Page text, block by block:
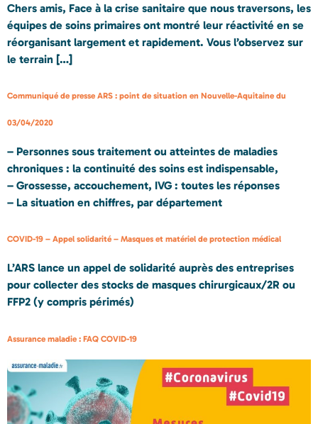
Chers amis, Face à la crise sanitaire que nous traversons, les
équipes de soins primaires ont montré leur réactivité en se
réorganisant largement et rapidement. Vous l’observez sur
le terrain […]
Communiqué de presse ARS : point de situation en Nouvelle-Aquitaine du
03/04/2020
– Personnes sous traitement ou atteintes de maladies
chroniques : la continuité des soins est indispensable,
– Grossesse, accouchement, IVG : toutes les réponses
– La situation en chiffres, par département
COVID-19 – Appel solidarité – Masques et matériel de protection médical
L’ARS lance un appel de solidarité auprès des entreprises
pour collecter des stocks de masques chirurgicaux/2R ou
FFP2 (y compris périmés)
Assurance maladie : FAQ COVID-19